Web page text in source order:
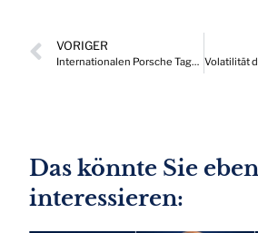
VORIGER
Internationalen Porsche Tage bereits zum fünften Mal in Zell am See Kaprun
Das könnte Sie
interessieren: